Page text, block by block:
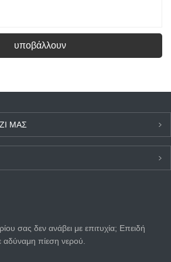
υποβάλλουν
ΜΑΣ
σας δεν ανάβει με επιτυχία; Επειδή
αδύναμη πίεση νερού.